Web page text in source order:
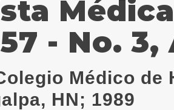
- No. 3,
Médico de
HN; 1989